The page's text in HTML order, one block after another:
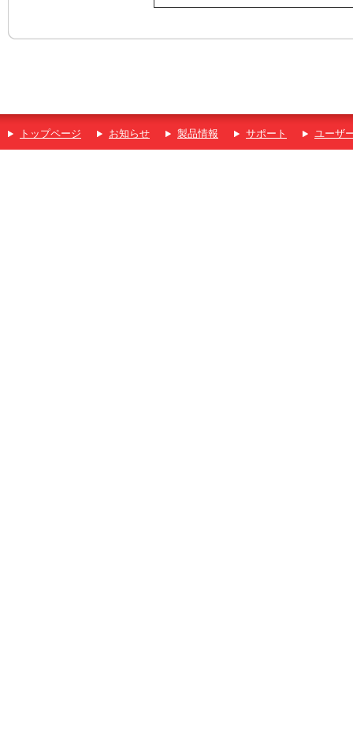
トップページ お知らせ 製品情報 サポート ユーザ